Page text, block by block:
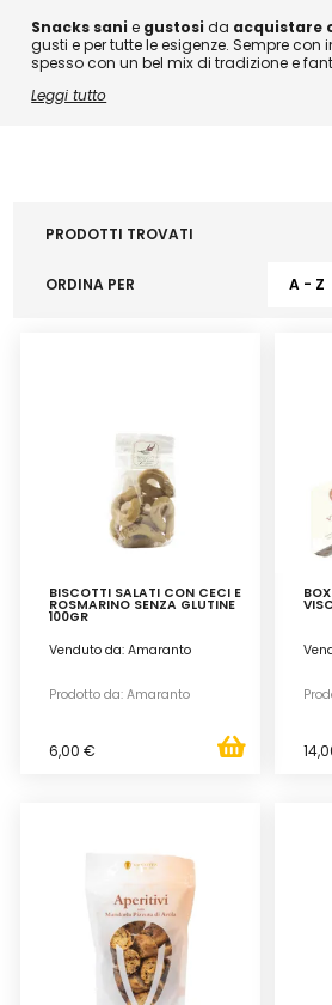
Snacks sani e gustosi da acquistare
gusti e per tutte le esigenze. Sempre
spesso con un bel mix di tradizione e
Leggi tutto
PRODOTTI TROVATI
ORDINA PER A - Z
BISCOTTI SALATI CON CECI E
ROSMARINO SENZA GLUTINE
100GR
Venduto da: Amaranto
Prodotto da: Amaranto
6,00 €